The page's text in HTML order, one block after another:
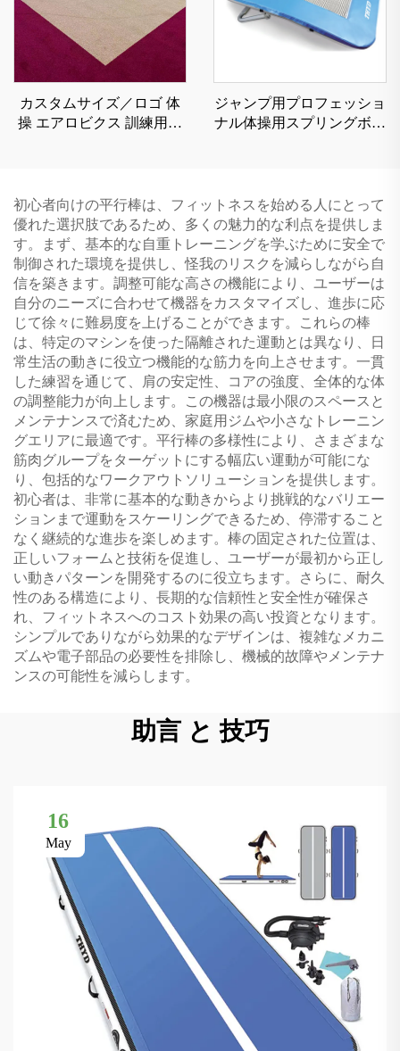
カスタムサイズ／ロゴ 体
操 エアロビクス 訓練用エ
ジャンプ用プロフェッショ
ナル体操用スプリングボー
初心者向けの平行棒は、フィットネスを始める人にとって
優れた選択肢であるため、多くの魅力的な利点を提供しま
す。まず、基本的な自重トレーニングを学ぶために安全で
制御された環境を提供し、怪我のリスクを減らしながら自
信を築きます。調整可能な高さの機能により、ユーザーは
自分のニーズに合わせて機器をカスタマイズし、進歩に応
じて徐々に難易度を上げることができます。これらの棒
は、特定のマシンを使った隔離された運動とは異なり、日
常生活の動きに役立つ機能的な筋力を向上させます。一貫
した練習を通じて、肩の安定性、コアの強度、全体的な体
の調整能力が向上します。この機器は最小限のスペースと
メンテナンスで済むため、家庭用ジムや小さなトレーニン
グエリアに最適です。平行棒の多様性により、さまざまな
筋肉グループをターゲットにする幅広い運動が可能にな
り、包括的なワークアウトソリューションを提供します。
初心者は、非常に基本的な動きからより挑戦的なバリエー
ションまで運動をスケーリングできるため、停滞すること
なく継続的な進歩を楽しめます。棒の固定された位置は、
正しいフォームと技術を促進し、ユーザーが最初から正し
い動きパターンを開発するのに役立ちます。さらに、耐久
性のある構造により、長期的な信頼性と安全性が確保さ
れ、フィットネスへのコスト効果の高い投資となります。
シンプルでありながら効果的なデザインは、複雑なメカニ
ズムや電子部品の必要性を排除し、機械的故障やメンテナ
ンスの可能性を減らします。
助言 と 技巧
16
May